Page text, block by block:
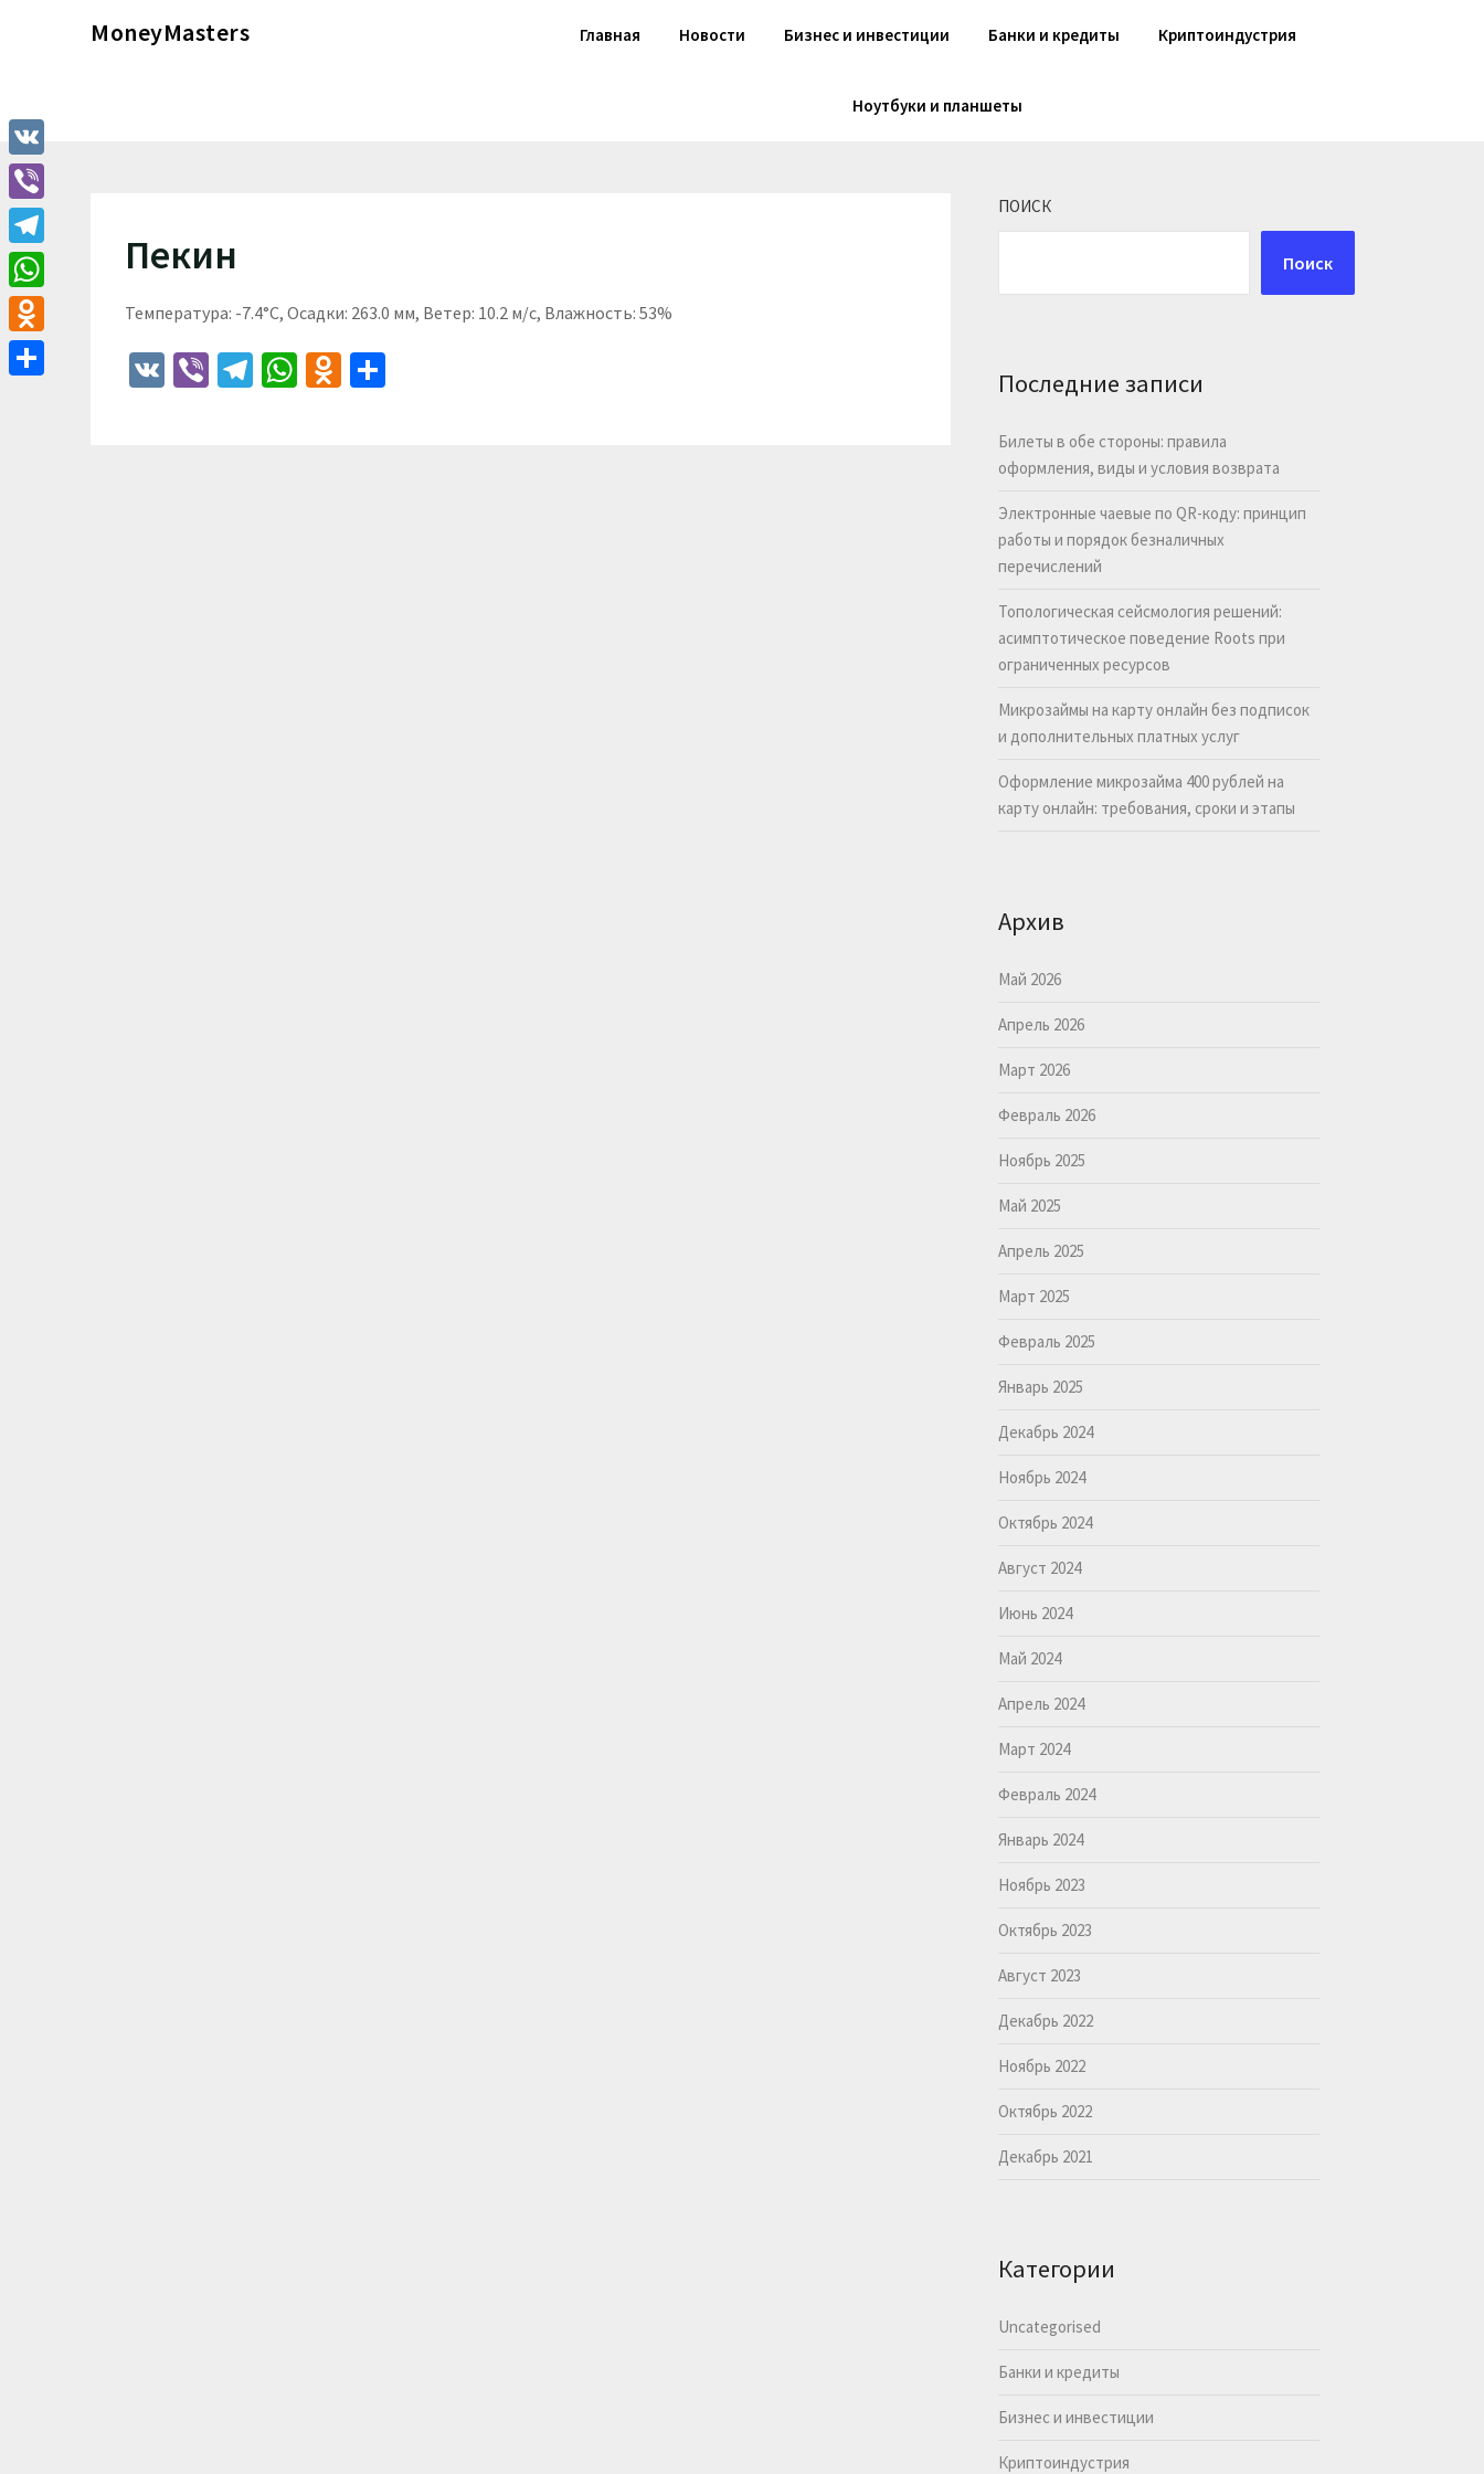
MoneyMasters Главная Новости Бизнес и инвестиции Банки и кредиты Криптоиндустрия
Ноутбуки и планшеты
Пекин
Температура: -7.4°C, Осадки: 263.0 мм, Ветер: 10.2 м/с, Влажность: 53%
VK ViberTelegram
WhatsApp
Odnoklassniki
ПОИСК
Поиск
Последние записи
Билеты в обе стороны: правила
оформления, виды и условия возврата
Электронные чаевые по QR-коду: принцип
работы и порядок безналичных
перечислений
Топологическая сейсмология решений:
асимптотическое поведение Roots при
ограниченных ресурсов
Микрозаймы на карту онлайн без подписок
и дополнительных платных услуг
Оформление микрозайма 400 рублей на
карту онлайн: требования, сроки и этапы
Архив
Май 2026
Апрель 2026
Март 2026
Февраль 2026
Ноябрь 2025
Май 2025
Апрель 2025
Март 2025
Февраль 2025
Январь 2025
Декабрь 2024
Ноябрь 2024
Октябрь 2024
Август 2024
Июнь 2024
Май 2024
Апрель 2024
Март 2024
Февраль 2024
Январь 2024
Ноябрь 2023
Октябрь 2023
Август 2023
Декабрь 2022
Ноябрь 2022
Октябрь 2022
Декабрь 2021
Категории
Uncategorised
Банки и кредиты
Бизнес и инвестиции
Криптоиндустрия
VK
Viber
Telegram
WhatsApp
Odnoklassniki